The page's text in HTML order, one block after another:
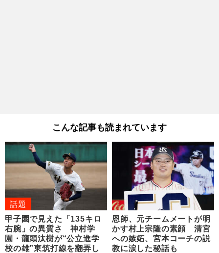
こんな記事も読まれています
話題
甲子園で見えた「135キロ
右腕」の異質さ 神村学
園・龍頭汰樹が“公立進学
校の雄”東筑打線を翻弄し
恩師、元チームメートが明
かす村上宗隆の素顔 清宮
への嫉妬、宮本コーチの説
教に涙した秘話も